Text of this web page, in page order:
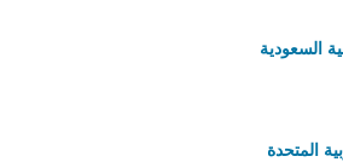
السعودية
المتحدة